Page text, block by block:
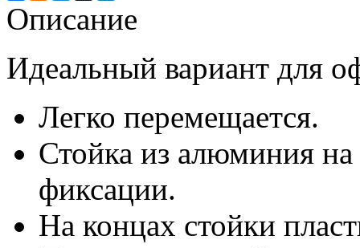
Описание
Идеальный вариант для
Легко перемещается.
Стойка из алюминия
фиксации.
На концах стойки